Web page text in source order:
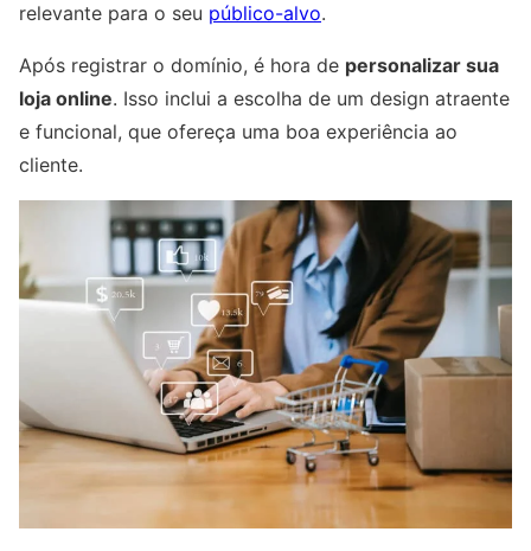
relevante para o seu público-alvo.
Após registrar o domínio, é hora de personalizar sua
loja online. Isso inclui a escolha de um design atraente
e funcional, que ofereça uma boa experiência ao
cliente.